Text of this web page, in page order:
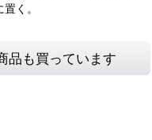
く。
品も買っています